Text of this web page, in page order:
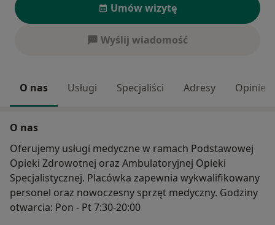
Umów wizytę
Wyślij wiadomość
O nas Usługi Specjaliści Adresy Opinie
O nas
Oferujemy usługi medyczne w ramach Podstawowej
Opieki Zdrowotnej oraz Ambulatoryjnej Opieki
Specjalistycznej. Placówka zapewnia wykwalifikowany
personel oraz nowoczesny sprzęt medyczny. Godziny
otwarcia: Pon - Pt 7:30-20:00